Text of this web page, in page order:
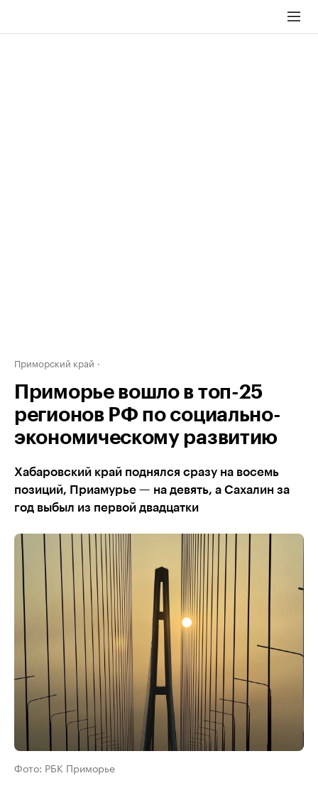
Приморский край
Приморье вошло в топ-25
регионов РФ по социально-
экономическому развитию
Хабаровский край поднялся сразу на восемь
позиций, Приамурье — на девять, а Сахалин за
год выбыл из первой двадцатки
Фото: РБК Приморье